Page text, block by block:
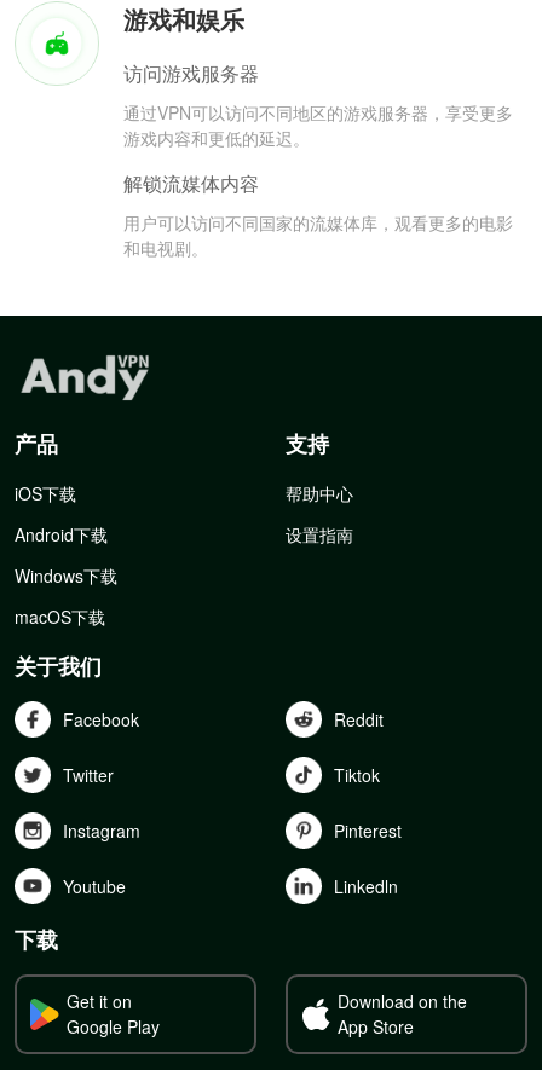
游戏和娱乐
访问游戏服务器
通过VPN可以访问不同地区的游戏服务器，享受更多
游戏内容和更低的延迟。
解锁流媒体内容
用户可以访问不同国家的流媒体库，观看更多的电影
和电视剧。
产品
iOS下载
Android下载
Windows下载
macOS下载
支持
帮助中心
设置指南
关于我们
Facebook Reddit
Twitter Tiktok
Instagram Pinterest
Youtube Linkedln
下载
Get it on
Google Play
Download on the
App Store